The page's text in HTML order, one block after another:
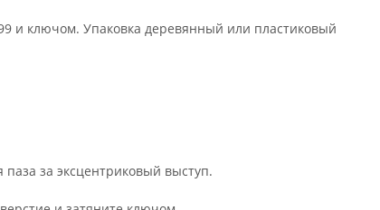
и ключом. Упаковка деревянный или пластиковый
за эксцентриковый выступ.